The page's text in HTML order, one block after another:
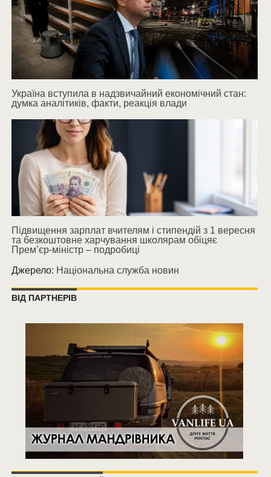
Україна вступила в надзвичайний економічний стан:
думка аналітиків, факти, реакція влади
Підвищення зарплат вчителям і стипендій з 1 вересня
та безкоштовне харчування школярам обіцяє
Прем’єр-міністр – подробиці
Джерело: Національна служба новин
ВІД ПАРТНЕРІВ